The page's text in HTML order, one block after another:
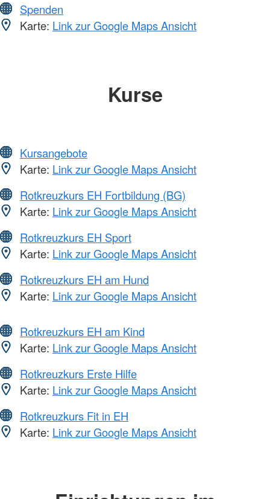
Spenden
Karte: Link zur Google Maps Ansicht
Kurse
Kursangebote
Karte: Link zur Google Maps Ansicht
Rotkreuzkurs EH Fortbildung (BG)
Karte: Link zur Google Maps Ansicht
Rotkreuzkurs EH Sport
Karte: Link zur Google Maps Ansicht
Rotkreuzkurs EH am Hund
Karte: Link zur Google Maps Ansicht
Rotkreuzkurs EH am Kind
Karte: Link zur Google Maps Ansicht
Rotkreuzkurs Erste Hilfe
Karte: Link zur Google Maps Ansicht
Rotkreuzkurs Fit in EH
Karte: Link zur Google Maps Ansicht